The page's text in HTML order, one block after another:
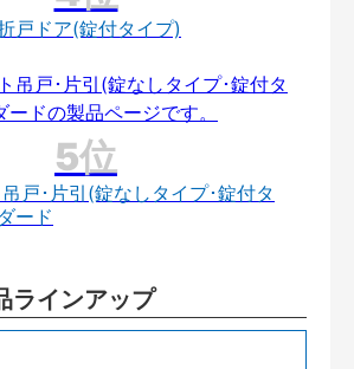
戸ドア(錠付タイプ)
戸･片引(錠なしタイプ･錠付タ
ード
ラインアップ